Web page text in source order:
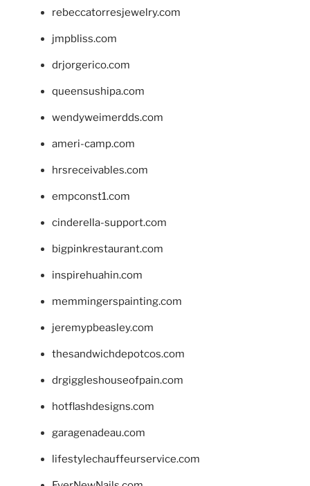
rebeccatorresjewelry.com
jmpbliss.com
drjorgerico.com
queensushipa.com
wendyweimerdds.com
ameri-camp.com
hrsreceivables.com
empconst1.com
cinderella-support.com
bigpinkrestaurant.com
inspirehuahin.com
memmingerspainting.com
jeremypbeasley.com
thesandwichdepotcos.com
drgiggleshouseofpain.com
hotflashdesigns.com
garagenadeau.com
lifestylechauffeurservice.com